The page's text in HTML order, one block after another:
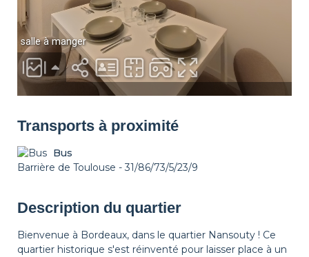
Transports à proximité
Bus
Barrière de Toulouse - 31/86/73/5/23/9
Description du quartier
Bienvenue à Bordeaux, dans le quartier Nansouty ! Ce
quartier historique s'est réinventé pour laisser place à un